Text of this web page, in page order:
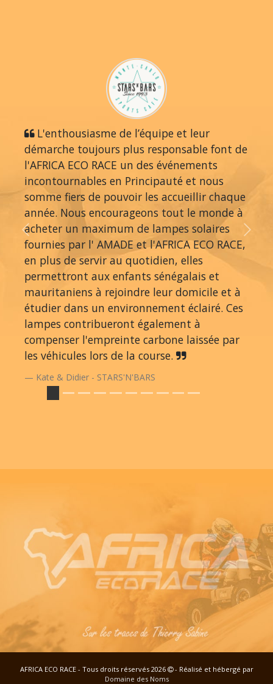
L'enthousiasme de l’équipe et leur
démarche toujours plus responsable font de
l'AFRICA ECO RACE un des événements
incontournables en Principauté et nous
somme fiers de pouvoir les accueillir chaque
année. Nous encourageons tout le monde à
acheter un maximum de lampes solaires
fournies par l' AMADE et l'AFRICA ECO RACE,
en plus de servir au quotidien, elles
permettront aux enfants sénégalais et
mauritaniens à rejoindre leur domicile et à
étudier dans un environnement éclairé. Ces
lampes contribueront également à
compenser l'empreinte carbone laissée par
les véhicules lors de la course.
Kate & Didier - STARS'N'BARS
Previous Next
AFRICA ECO RACE - Tous droits réservés 2026
- Réalisé et hébergé par
Domaine des Noms